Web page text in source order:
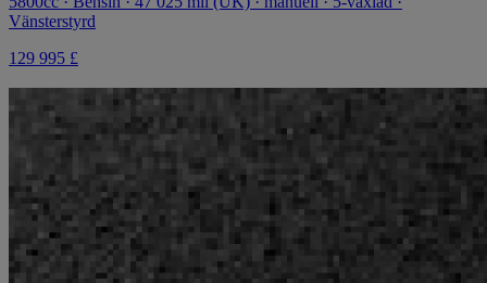
Vänsterstyrd
129 995 £